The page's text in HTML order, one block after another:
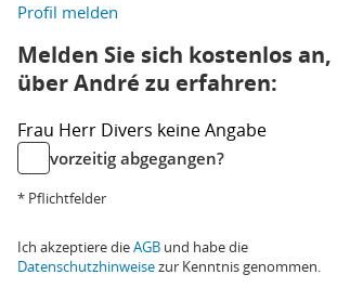
Profil melden
Melden Sie sich kostenlos
über André zu erfahren:
Frau Herr Divers keine Angabe
vorzeitig abgegangen?
* Pflichtfelder
Ich akzeptiere dieAGB und habe die
Datenschutzhinweisezur Kenntnis genommen.